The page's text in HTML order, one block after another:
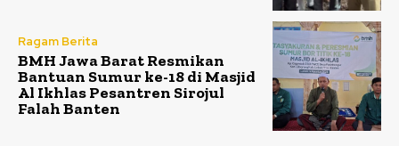
Ragam Berita
BMH Jawa Barat Resmikan
Bantuan Sumur ke-18 di Masjid
Al Ikhlas Pesantren Sirojul
Falah Banten